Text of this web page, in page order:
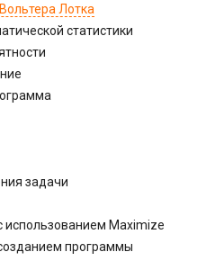
Лотка
статистики
задачи
Maximize
программы